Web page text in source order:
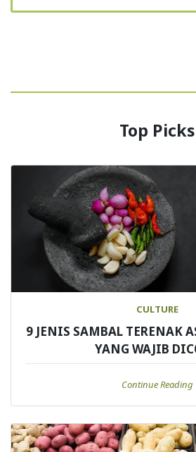
Top Picks
CULTURE
9 JENIS SAMBAL TERENAK
YANG WAJIB
Continue Reading